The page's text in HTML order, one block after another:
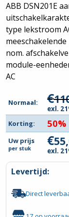
ABB DSN201E
type lekstroom
nom.
module-
AC
Normaal: €
exl.
Korting:
50%
Uw prijs
per stuk €
exl.
Levertijd:
Direct